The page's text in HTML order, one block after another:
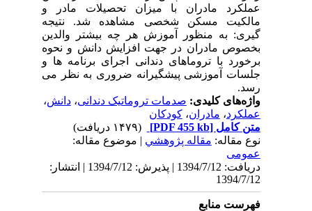
عملکرد مادران با میزان تحصیلات مادر و
مالکیت مسکن شخصی مشاهده شد. نتیجه
گیری: به منظور آموزش هر چه بیشتر والدین
بخصوص مادران در جهت افزایش دانش و نحوه
برخورد با تروماهای دندانی اجرای برنامه ها و
جلسات آموزشی پیشگیرانه ضروری به نظر می
رسد.
واژه‌های کلیدی:صدمات تروماتیک دندانی،دانش،
عملکرد ،مادران ،کودکان
متن کامل[PDF 455 kb]
نوع مقاله:مقاله پژوهشي| موضوع مقاله:
عمومى
دریافت: 1394/7/12 | پذیرش: 1394/7/12 | انتشار:
1394/7/12
فهرست منابع